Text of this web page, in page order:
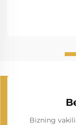
Bizning